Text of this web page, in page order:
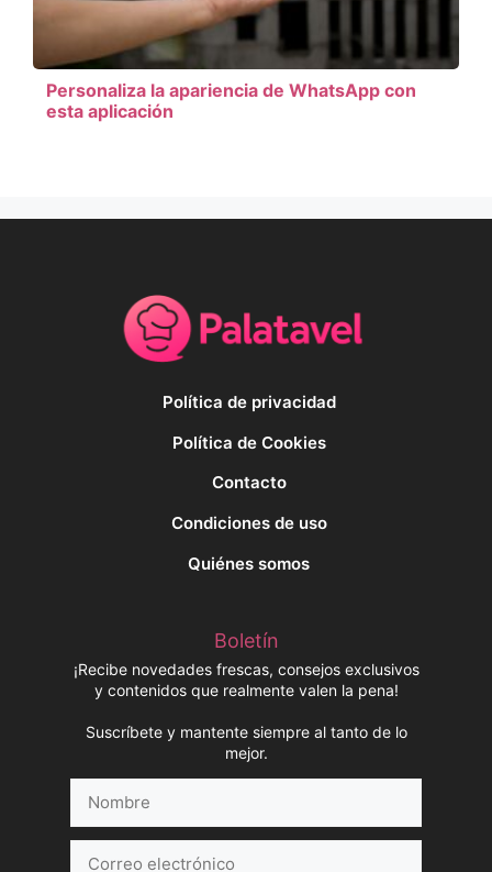
Personaliza la apariencia de WhatsApp con
esta aplicación
Política de privacidad
Política de Cookies
Contacto
Condiciones de uso
Quiénes somos
Boletín
¡Recibe novedades frescas, consejos exclusivos
y contenidos que realmente valen la pena!
Suscríbete y mantente siempre al tanto de lo
mejor.